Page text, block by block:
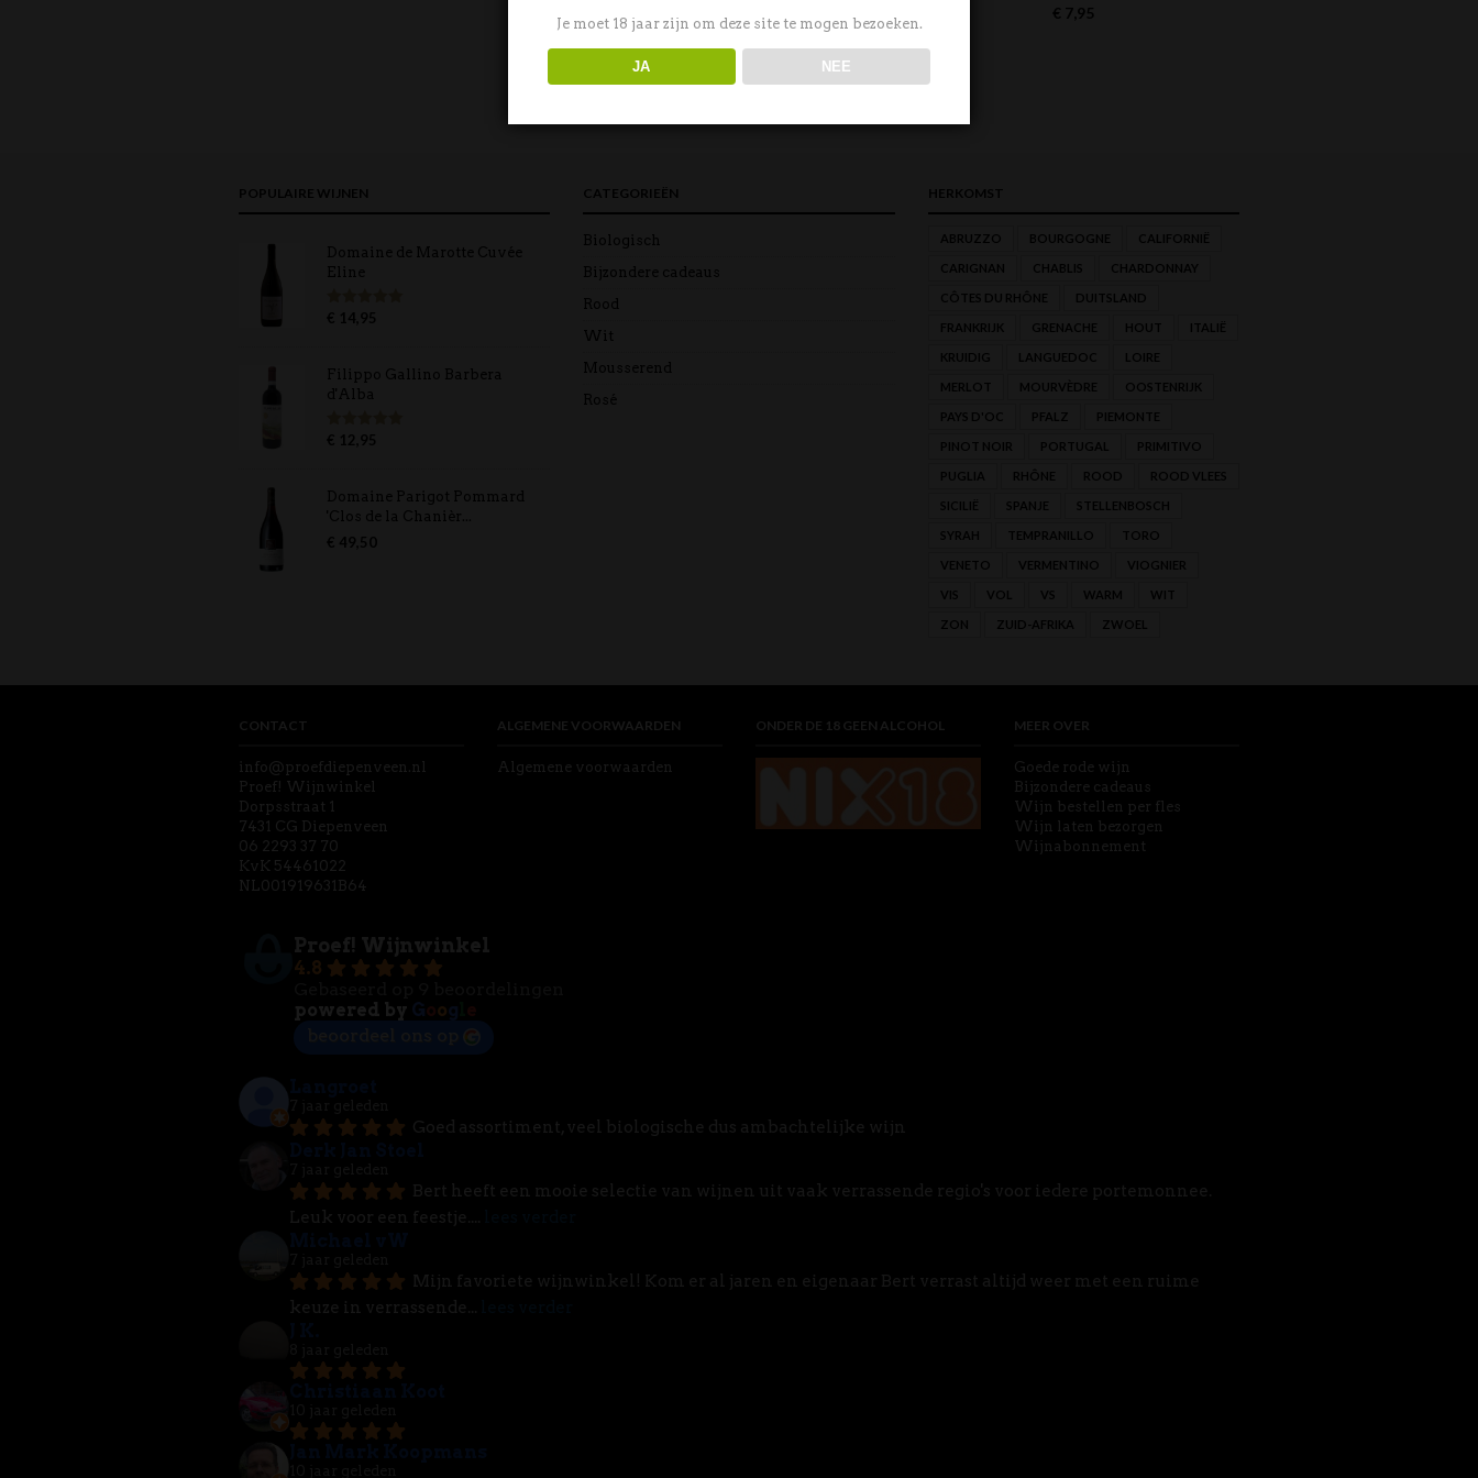
€ 12,95 € 7,95
POPULAIRE WIJNEN
Domaine de Marotte Cuvée
Eline
Gewaardeerd
€ 14,95
Filippo Gallino Barbera
d'Alba
Gewaardeerd
€ 12,95
Domaine Parigot Pommard
'Clos de la Chanièr...
€ 49,50
CATEGORIEËN
Biologisch
Bijzondere cadeaus
Rood
Wit
Mousserend
Rosé
HERKOMST
ABRUZZO BOURGOGNE CALIFORNIË
CARIGNAN CHABLIS CHARDONNAY
CÔTES DU RHÔNE DUITSLAND
FRANKRIJK GRENACHE HOUT ITALIË
KRUIDIG LANGUEDOC LOIRE
MERLOT MOURVÈDRE OOSTENRIJK
PAYS D'OC PFALZ PIEMONTE
PINOT NOIR PORTUGAL PRIMITIVO
PUGLIA RHÔNE ROOD ROOD VLEES
SICILIË SPANJE STELLENBOSCH
SYRAH TEMPRANILLO TORO
VENETO VERMENTINO VIOGNIER
VIS VOL VS WARM WIT
ZON ZUID-AFRIKA ZWOEL
CONTACT
info@proefdiepenveen.nl
Proef! Wijnwinkel
Dorpsstraat 1
7431 CG Diepenveen
06 2293 37 70
KvK 54461022
NL001919631B64
ALGEMENE VOORWAARDEN
Algemene voorwaarden
ONDER DE 18 GEEN ALCOHOL MEER OVER
Goede rode wijn
Bijzondere cadeaus
Wijn bestellen per fles
Wijn laten bezorgen
Wijnabonnement
4.8
powered by
o
Je moet 18 jaar zijn om deze site te mogen bezoeken.
JA NEE